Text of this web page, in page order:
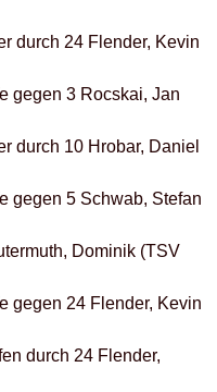
24 Flender, Kevin
3 Rocskai, Jan
10 Hrobar, Daniel
5 Schwab, Stefan
Dominik (TSV
24 Flender, Kevin
durch 24 Flender,